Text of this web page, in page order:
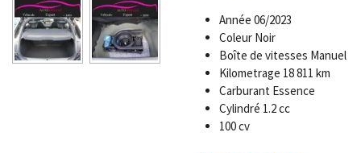
Année 06/2023
Coleur Noir
Boîte de vitesses Manuel
Kilometrage 18 811 km
Carburant Essence
Cylindré 1.2 cc
100 cv